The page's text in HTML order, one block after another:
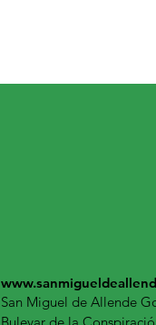
San Miguel de Allende